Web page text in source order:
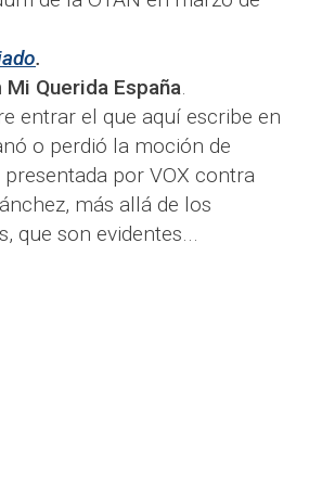
.
Mi Querida España.
entrar el que aquí escribe en
o perdió la moción de
por VOX contra
más allá de los
que son evidentes...